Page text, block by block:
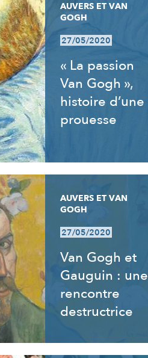
AUVERS ET VAN
GOGH
27/05/2020
« La passion
Van Gogh »,
histoire d’une
prouesse
AUVERS ET VAN
GOGH
27/05/2020
Van Gogh et
Gauguin : une
rencontre
destructrice